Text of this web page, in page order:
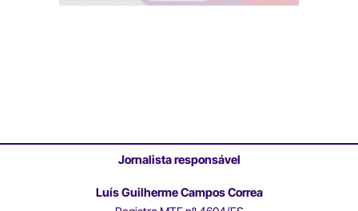
Jornalista responsável
Luís Guilherme Campos Correa